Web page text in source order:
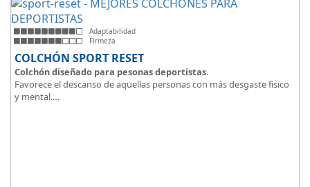
Adaptabilidad
Firmeza
COLCHÓN SPORT RESET
Colchón diseñado para pesonas deportistas.
Favorece el descanso de aquellas personas con más desgaste físico
y mental.